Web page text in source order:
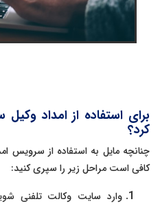
برای استفاده از امداد
کرد؟
چنانچه مایل به استفاده از سرویس
کافی است مراحل زیر را سپری کنید:
وارد سایت وکالت تلفنی